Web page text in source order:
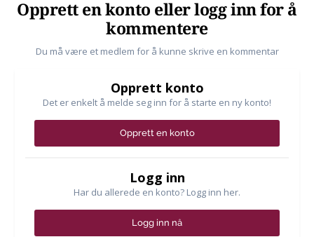
Opprett en konto eller logg inn for å
kommentere
Du må være et medlem for å kunne skrive en kommentar
Opprett konto
Det er enkelt å melde seg inn for å starte en ny konto!
Opprett en konto
Logg inn
Har du allerede en konto? Logg inn her.
Logg inn nå